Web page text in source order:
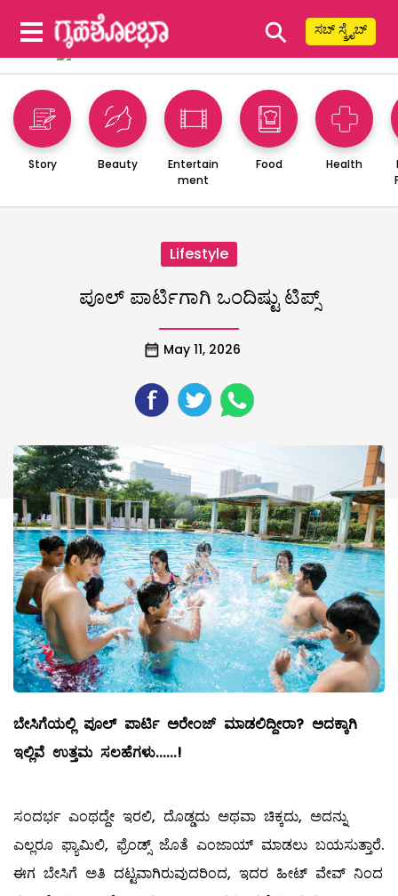
⚲ ಸಬ್ ಸ್ಕ್ರೈಬ್
Story Beauty
Entertain
ment
Food Health
Lifestyle
‌ಪೂಲ್ ‌ಪಾರ್ಟಿಗಾಗಿ ಒಂದಿಷ್ಟು ಟಿಪ್ಸ್
May 11, 2026
ಬೇಸಿಗೆಯಲ್ಲಿ ಪೂಲ್ ಪಾರ್ಟಿ ಅರೇಂಜ್ ಮಾಡಲಿದ್ದೀರಾ? ಅದಕ್ಕಾಗಿ
ಇಲ್ಲಿವೆ ಉತ್ತಮ ಸಲಹೆಗಳು......!
ಸಂದರ್ಭ ಎಂಥದ್ದೇ ಇರಲಿ, ದೊಡ್ಡದು ಅಥವಾ ಚಿಕ್ಕದು, ಅದನ್ನು
ಎಲ್ಲರೂ ಫ್ಯಾಮಿಲಿ, ಫ್ರೆಂಡ್ಸ್ ಜೊತೆ ಎಂಜಾಯ್‌ ಮಾಡಲು ಬಯಸುತ್ತಾರೆ.
ಈಗ ಬೇಸಿಗೆ ಅತಿ ದಟ್ಟವಾಗಿರುವುದರಿಂದ, ಇದರ ಹೀಟ್‌ ವೇವ್ ‌ನಿಂದ